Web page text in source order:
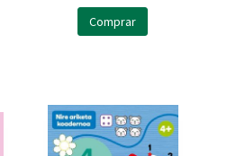
Comprar